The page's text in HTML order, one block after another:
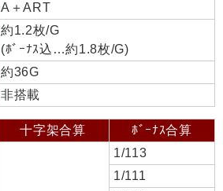
A＋ART
約1.2枚/G
(ﾎﾞｰﾅｽ込…約1.8枚/G)
約36G
非搭載
十字架合算
ﾎﾞｰﾅｽ合算
1/113
1/111